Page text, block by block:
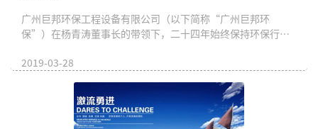
广州巨邦环保工程设备有限公司（以下简称“广州巨邦环
保”）在杨青涛董事长的带领下，二十四年始终保持环保行业
2019-03-28